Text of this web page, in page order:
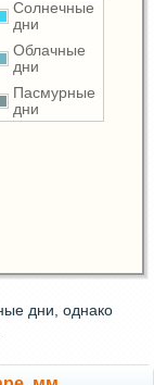
Солнечные
дни
Облачные
дни
Пасмурные
дни
дни, однако